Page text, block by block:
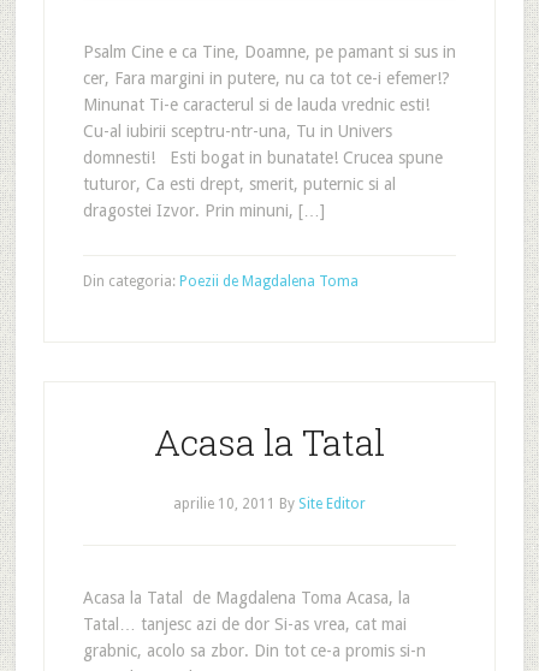
Psalm Cine e ca Tine, Doamne, pe pamant si sus in
cer, Fara margini in putere, nu ca tot ce-i efemer!?
Minunat Ti-e caracterul si de lauda vrednic esti!
Cu-al iubirii sceptru-ntr-una, Tu in Univers
domnesti! Esti bogat in bunatate! Crucea spune
tuturor, Ca esti drept, smerit, puternic si al
dragostei Izvor. Prin minuni, […]
Din categoria: Poezii de Magdalena Toma
Acasa la Tatal
aprilie 10, 2011 By Site Editor
Acasa la Tatal de Magdalena Toma Acasa, la
Tatal… tanjesc azi de dor Si-as vrea, cat mai
grabnic, acolo sa zbor. Din tot ce-a promis si-n